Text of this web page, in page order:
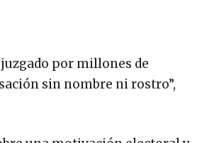
juzgado por millones de
sin nombre ni rostro”,